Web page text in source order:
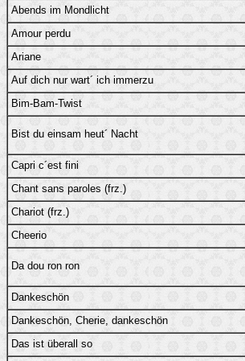
Abends im Mondlicht
Amour perdu
Ariane
Auf dich nur wart´ ich immerzu
Bim-Bam-Twist
Bist du einsam heut´ Nacht
Capri c´est fini
Chant sans paroles (frz.)
Chariot (frz.)
Cheerio
Da dou ron ron
Dankeschön
Dankeschön, Cherie, dankeschön
Das ist überall so